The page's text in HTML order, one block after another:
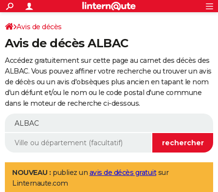
ACTUALITÉS
Politique
Société
Faits Divers
Education
Monde
Villes
+
SPORT
Coupe du monde 2026
Football
Tennis
Cyclisme
Rugby
Forum
Programme TV
TNT
Streaming
Cinéma
Sorties cinéma
Musique
+
FINANCE
Retraite
Impôts
Epargne
Immobilier
Risques naturels par ville
Banque
Assurance
Crédit
AUTO
Essais
Réserver un essai
Citadines
Berlines
SUV
Forum auto
+
Mobiles
Meilleur smartphone
Internet
Ordinateurs
Jeux vidéo
Guide high-tech
Aménagement intérieur
LIFESTYLE
Art de vivre
Bien-être
Loisirs
Mode
Modes de vie
Avis de décès
Avis de décès ALBAC
Accédez gratuitement sur cette page au carnet des décès des
ALBAC. Vous pouvez affiner votre recherche ou trouver un avis
de décès ou un avis d'obsèques plus ancien en tapant le nom
d'un défunt et/ou le nom ou le code postal d'une commune
dans le moteur de recherche ci-dessous.
NOUVEAU : publiez un avis de décès gratuitsur
Linternaute.com